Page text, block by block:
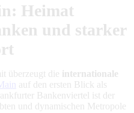
Heimat
und starker
überzeugt die internationale
auf den ersten Blick als
Bankenviertel ist der
und dynamischen Metropole